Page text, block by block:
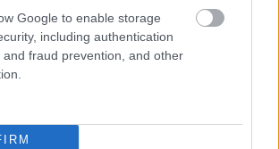
Google to enable storage
including authentication
and fraud prevention, and other
a hírlevélre és elfogadom az
adatvédelmi
FELIRATKOZÁS